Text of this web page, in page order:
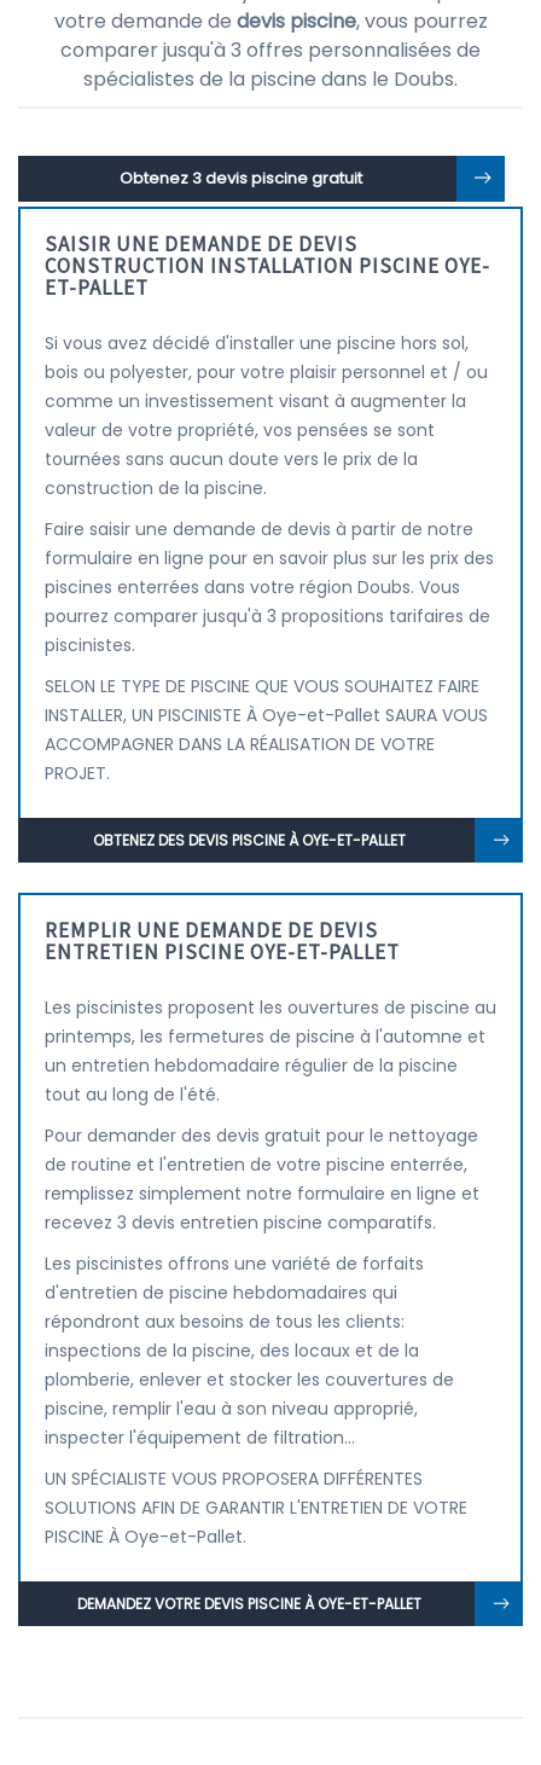
votre demande de devis piscine, vous pourrez
comparer jusqu'à 3 offres personnalisées de
spécialistes de la piscine dans le Doubs.
Obtenez 3 devis piscine gratuit
SAISIR UNE DEMANDE DE DEVIS
CONSTRUCTION INSTALLATION PISCINE OYE-
ET-PALLET
Si vous avez décidé d'installer une piscine hors sol,
bois ou polyester, pour votre plaisir personnel et / ou
comme un investissement visant à augmenter la
valeur de votre propriété, vos pensées se sont
tournées sans aucun doute vers le prix de la
construction de la piscine.
Faire saisir une demande de devis à partir de notre
formulaire en ligne pour en savoir plus sur les prix des
piscines enterrées dans votre région Doubs. Vous
pourrez comparer jusqu'à 3 propositions tarifaires de
piscinistes.
SELON LE TYPE DE PISCINE QUE VOUS SOUHAITEZ FAIRE
INSTALLER, UN PISCINISTE À Oye-et-Pallet SAURA VOUS
ACCOMPAGNER DANS LA RÉALISATION DE VOTRE
PROJET.
OBTENEZ DES DEVIS PISCINE À OYE-ET-PALLET
REMPLIR UNE DEMANDE DE DEVIS
ENTRETIEN PISCINE OYE-ET-PALLET
Les piscinistes proposent les ouvertures de piscine au
printemps, les fermetures de piscine à l'automne et
un entretien hebdomadaire régulier de la piscine
tout au long de l'été.
Pour demander des devis gratuit pour le nettoyage
de routine et l'entretien de votre piscine enterrée,
remplissez simplement notre formulaire en ligne et
recevez 3 devis entretien piscine comparatifs.
Les piscinistes offrons une variété de forfaits
d'entretien de piscine hebdomadaires qui
répondront aux besoins de tous les clients:
inspections de la piscine, des locaux et de la
plomberie, enlever et stocker les couvertures de
piscine, remplir l'eau à son niveau approprié,
inspecter l'équipement de filtration...
UN SPÉCIALISTE VOUS PROPOSERA DIFFÉRENTES
SOLUTIONS AFIN DE GARANTIR L'ENTRETIEN DE VOTRE
PISCINE À Oye-et-Pallet.
DEMANDEZ VOTRE DEVIS PISCINE À OYE-ET-PALLET